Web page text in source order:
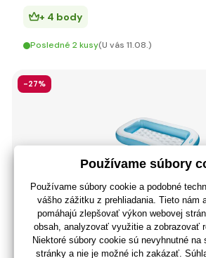
+ 4 body
Posledné 2 kusy(U vás 11.08.)
-27%